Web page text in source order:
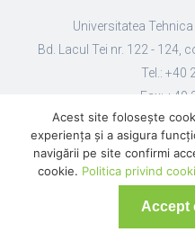
Universitatea
Bd. Lacul Tei nr. 122 - 124,
Tel.: +40
Fax: +40
Email:
Designed
Acest site folosește
experiența și a asigura
navigării pe site confirmi
cookie. Politica privind
Accept